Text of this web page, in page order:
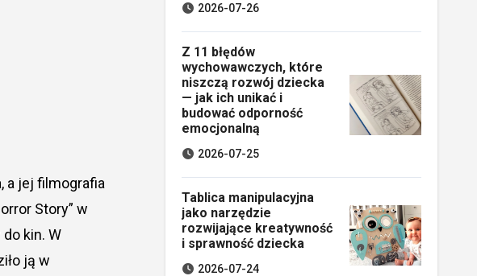
a jej filmografia
Story” w
kin. W
ją w
2026-07-26
Z 11 błędów
wychowawczych, które
niszczą rozwój dziecka
— jak ich unikać i
budować odporność
emocjonalną
2026-07-25
Tablica manipulacyjna
jako narzędzie
rozwijające kreatywność
i sprawność dziecka
2026-07-24